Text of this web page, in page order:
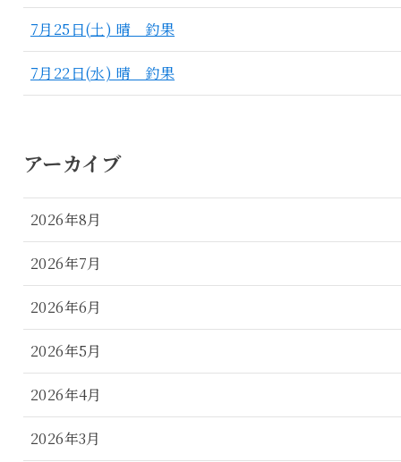
7月25日(土) 晴 釣果
7月22日(水) 晴 釣果
アーカイブ
2026年8月
2026年7月
2026年6月
2026年5月
2026年4月
2026年3月